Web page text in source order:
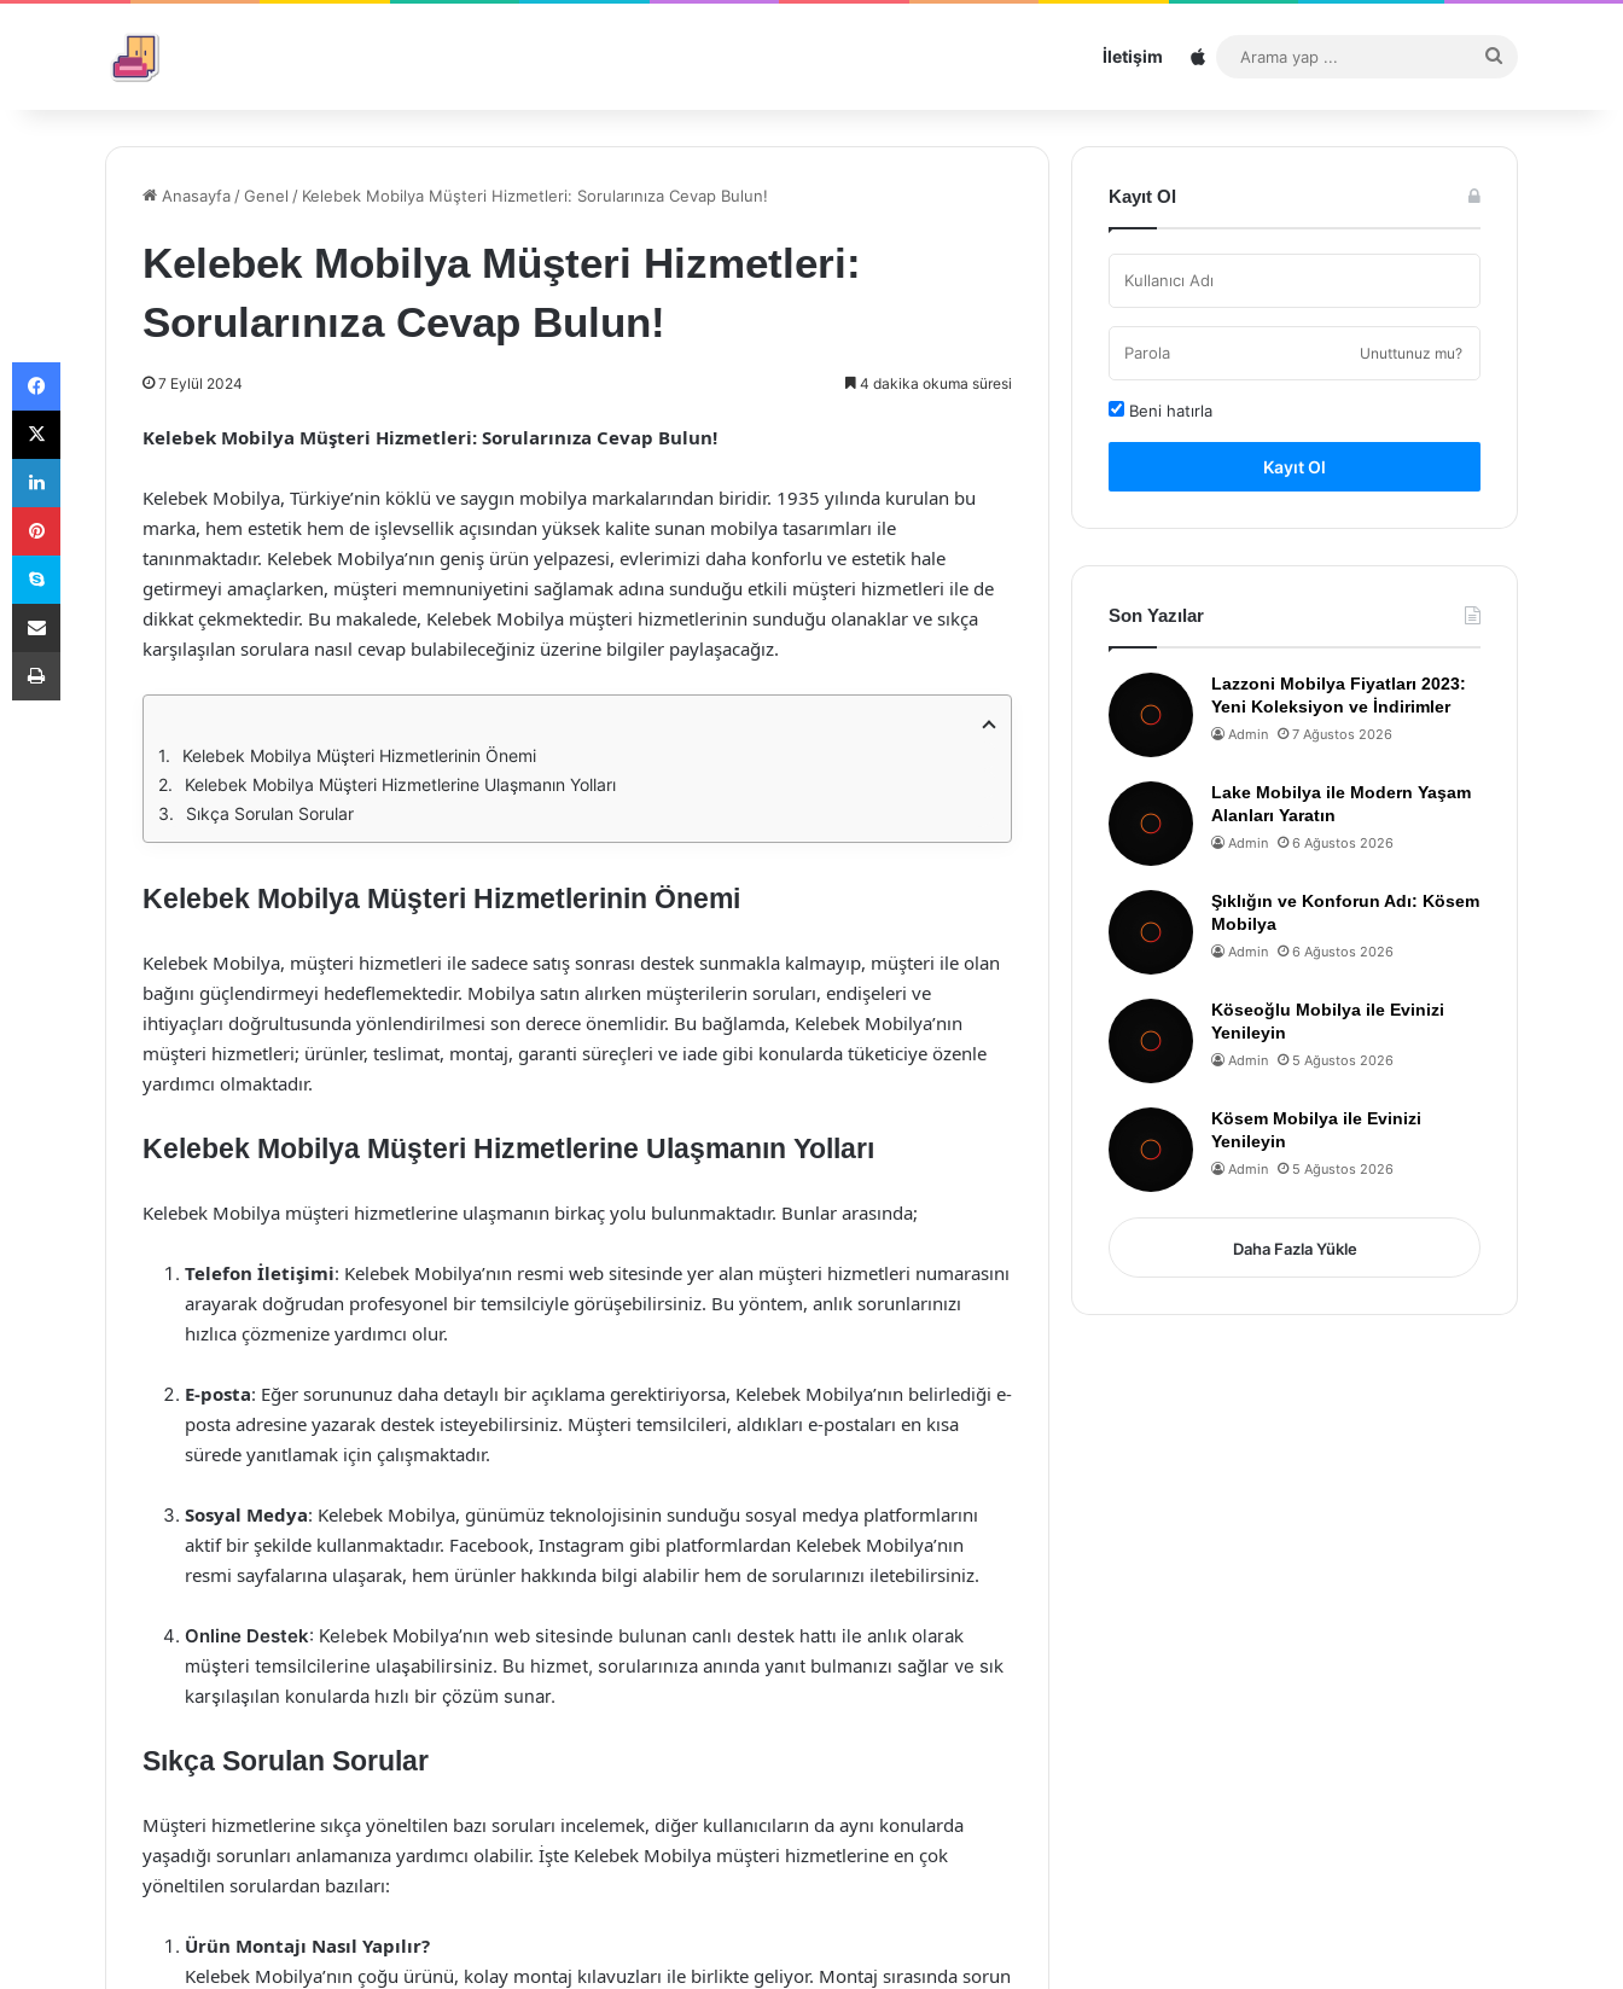
İletişim Sitemap
...
Anasayfa /Genel / Kelebek Mobilya Müşteri Hizmetleri: Sorularınıza Cevap Bulun!
Kelebek Mobilya Müşteri Hizmetleri:
Sorularınıza Cevap Bulun!
7 Eylül 2024 4 dakika okuma süresi
Kelebek Mobilya Müşteri Hizmetleri: Sorularınıza Cevap Bulun!
Kelebek Mobilya, Türkiye’nin köklü ve saygın mobilya markalarından biridir. 1935 yılında kurulan bu
marka, hem estetik hem de işlevsellik açısından yüksek kalite sunan mobilya tasarımları ile
tanınmaktadır. Kelebek Mobilya’nın geniş ürün yelpazesi, evlerimizi daha konforlu ve estetik hale
getirmeyi amaçlarken, müşteri memnuniyetini sağlamak adına sunduğu etkili müşteri hizmetleri ile de
dikkat çekmektedir. Bu makalede, Kelebek Mobilya müşteri hizmetlerinin sunduğu olanaklar ve sıkça
karşılaşılan sorulara nasıl cevap bulabileceğiniz üzerine bilgiler paylaşacağız.
Kelebek Mobilya Müşteri Hizmetlerinin Önemi
Kelebek Mobilya Müşteri Hizmetlerine Ulaşmanın Yolları
Sıkça Sorulan Sorular
Kelebek Mobilya Müşteri Hizmetlerinin Önemi
Kelebek Mobilya, müşteri hizmetleri ile sadece satış sonrası destek sunmakla kalmayıp, müşteri ile olan
bağını güçlendirmeyi hedeflemektedir. Mobilya satın alırken müşterilerin soruları, endişeleri ve
ihtiyaçları doğrultusunda yönlendirilmesi son derece önemlidir. Bu bağlamda, Kelebek Mobilya’nın
müşteri hizmetleri; ürünler, teslimat, montaj, garanti süreçleri ve iade gibi konularda tüketiciye özenle
yardımcı olmaktadır.
Kelebek Mobilya Müşteri Hizmetlerine Ulaşmanın Yolları
Kelebek Mobilya müşteri hizmetlerine ulaşmanın birkaç yolu bulunmaktadır. Bunlar arasında;
Telefon İletişimi: Kelebek Mobilya’nın resmi web sitesinde yer alan müşteri hizmetleri numarasını
arayarak doğrudan profesyonel bir temsilciyle görüşebilirsiniz. Bu yöntem, anlık sorunlarınızı
hızlıca çözmenize yardımcı olur.
E-posta: Eğer sorununuz daha detaylı bir açıklama gerektiriyorsa, Kelebek Mobilya’nın belirlediği e-
posta adresine yazarak destek isteyebilirsiniz. Müşteri temsilcileri, aldıkları e-postaları en kısa
sürede yanıtlamak için çalışmaktadır.
Sosyal Medya: Kelebek Mobilya, günümüz teknolojisinin sunduğu sosyal medya platformlarını
aktif bir şekilde kullanmaktadır. Facebook, Instagram gibi platformlardan Kelebek Mobilya’nın
resmi sayfalarına ulaşarak, hem ürünler hakkında bilgi alabilir hem de sorularınızı iletebilirsiniz.
Online Destek: Kelebek Mobilya’nın web sitesinde bulunan canlı destek hattı ile anlık olarak
müşteri temsilcilerine ulaşabilirsiniz. Bu hizmet, sorularınıza anında yanıt bulmanızı sağlar ve sık
karşılaşılan konularda hızlı bir çözüm sunar.
Sıkça Sorulan Sorular
Müşteri hizmetlerine sıkça yöneltilen bazı soruları incelemek, diğer kullanıcıların da aynı konularda
yaşadığı sorunları anlamanıza yardımcı olabilir. İşte Kelebek Mobilya müşteri hizmetlerine en çok
yöneltilen sorulardan bazıları:
Ürün Montajı Nasıl Yapılır?
Kelebek Mobilya’nın çoğu ürünü, kolay montaj kılavuzları ile birlikte geliyor. Montaj sırasında sorun
Kayıt Ol
Unuttunuz mu?
Beni hatırla
Kayıt Ol
Son Yazılar
Lazzoni Mobilya Fiyatları 2023:
Yeni Koleksiyon ve İndirimler
Admin 7 Ağustos 2026
Lake Mobilya ile Modern Yaşam
Alanları Yaratın
Admin 6 Ağustos 2026
Şıklığın ve Konforun Adı: Kösem
Mobilya
Admin 6 Ağustos 2026
Köseoğlu Mobilya ile Evinizi
Yenileyin
Admin 5 Ağustos 2026
Kösem Mobilya ile Evinizi
Yenileyin
Admin 5 Ağustos 2026
Daha Fazla Yükle
Facebook
X
LinkedIn
Pinterest
Skype
E-Posta ile paylaş